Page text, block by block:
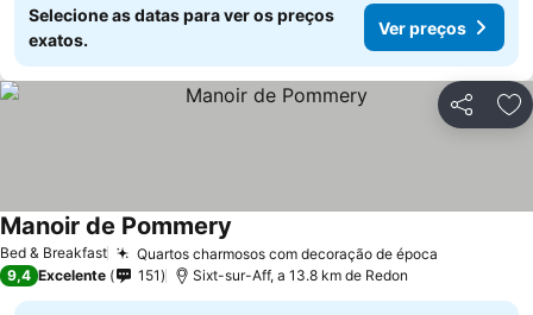
Selecione as datas para ver os preços
exatos.
Ver preços
Partilhar
Bed & Breakfast Quartos charmosos com decoração de época
Manoir de Pommery
9,4 Excelente 151 Sixt-sur-Aff, a 13.8 km de Redon